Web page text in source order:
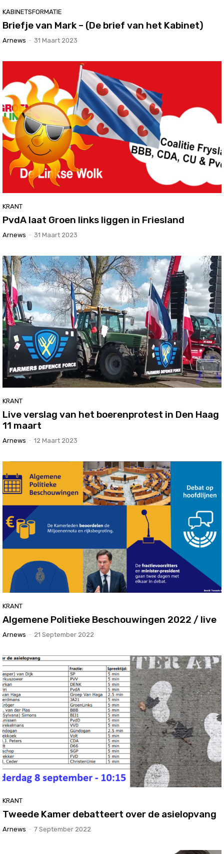
KABINETSFORMATIE
Briefje van Mark – (De brief van het Kabinet)
Arnews - 31 Maart 2023
KRANT
PvdA laat Groen links liggen in Friesland
Arnews - 31 Maart 2023
KRANT
Live verslag van het boerenprotest in Den Haag
11 maart
Arnews - 12 Maart 2023
KRANT
Algemene Politieke Beschouwingen 2022 / live
Arnews - 21 September 2022
KRANT
Tweede Kamer debatteert over de asielopvang
Arnews - 7 September 2022